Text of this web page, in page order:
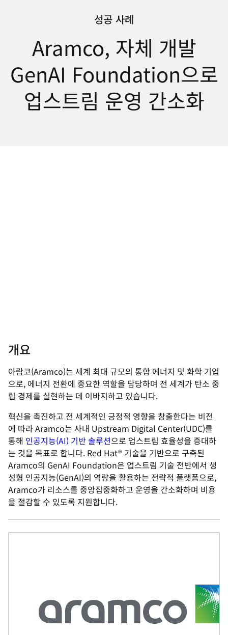
성공 사례
Aramco, 자체 개발
GenAI Foundation으로
업스트림 운영 간소화
개요
아람코(Aramco)는 세계 최대 규모의 통합 에너지 및 화학 기업
으로, 에너지 전환에 중요한 역할을 담당하며 전 세계가 탄소 중
립 경제를 실현하는 데 이바지하고 있습니다.
혁신을 촉진하고 전 세계적인 긍정적 영향을 창출한다는 비전
에 따라 Aramco는 사내 Upstream Digital Center(UDC)를
통해 인공지능(AI) 기반 솔루션으로 업스트림 효율성을 증대하
는 것을 목표로 합니다. Red Hat® 기술을 기반으로 구축된
Aramco의 GenAI Foundation은 업스트림 기술 전반에서 생
성형 인공지능(GenAI)의 역량을 활용하는 전략적 플랫폼으로,
Aramco가 리소스를 중앙집중화하고 운영을 간소화하며 비용
을 절감할 수 있도록 지원합니다.